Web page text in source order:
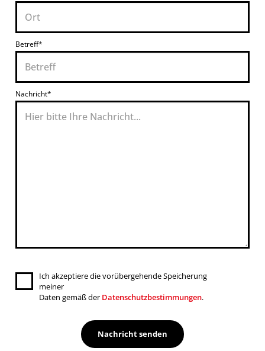
Betreff*
Nachricht*
Ich akzeptiere die vorübergehende Speicherung
meiner
Daten gemäß der Datenschutzbestimmungen.